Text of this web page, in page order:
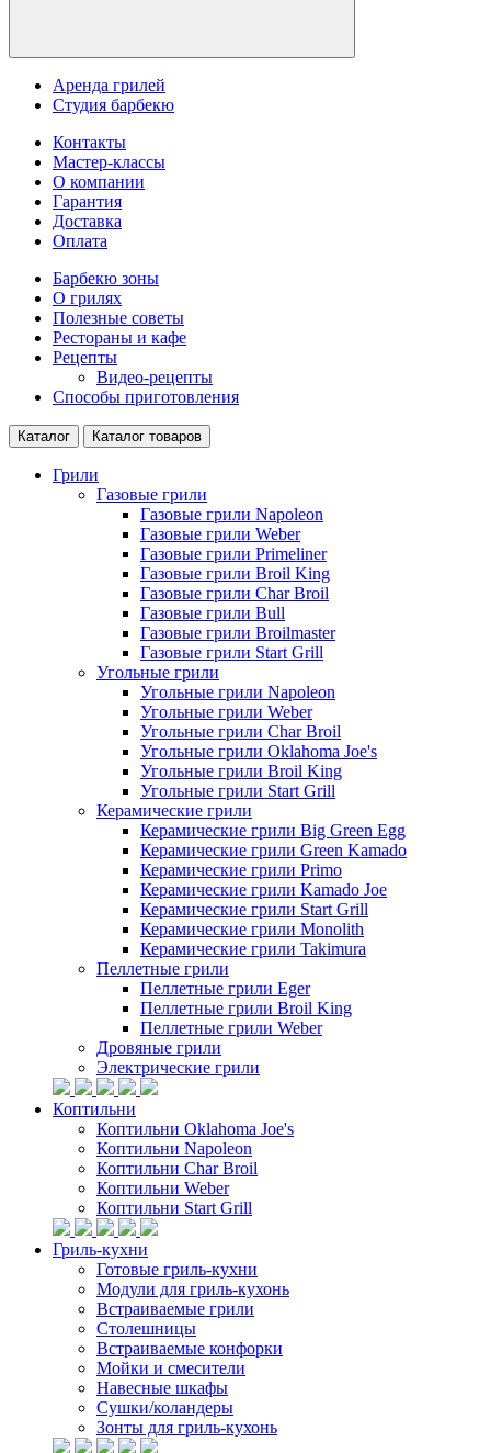
Аренда грилей
Студия барбекю
Контакты
Мастер-классы
О компании
Гарантия
Доставка
Оплата
Барбекю зоны
О грилях
Полезные советы
Рестораны и кафе
Рецепты
Видео-рецепты
Способы приготовления
Каталог Каталог товаров
Грили
Газовые грили
Газовые грили Napoleon
Газовые грили Weber
Газовые грили Primeliner
Газовые грили Broil King
Газовые грили Char Broil
Газовые грили Bull
Газовые грили Broilmaster
Газовые грили Start Grill
Угольные грили
Угольные грили Napoleon
Угольные грили Weber
Угольные грили Char Broil
Угольные грили Oklahoma Joe's
Угольные грили Broil King
Угольные грили Start Grill
Керамические грили
Керамические грили Big Green Egg
Керамические грили Green Kamado
Керамические грили Primo
Керамические грили Kamado Joe
Керамические грили Start Grill
Керамические грили Monolith
Керамические грили Takimura
Пеллетные грили
Пеллетные грили Eger
Пеллетные грили Broil King
Пеллетные грили Weber
Дровяные грили
Электрические грили
Коптильни
Коптильни Oklahoma Joe's
Коптильни Napoleon
Коптильни Char Broil
Коптильни Weber
Коптильни Start Grill
Гриль-кухни
Готовые гриль-кухни
Модули для гриль-кухонь
Встраиваемые грили
Столешницы
Встраиваемые конфорки
Мойки и смесители
Навесные шкафы
Сушки/коландеры
Зонты для гриль-кухонь